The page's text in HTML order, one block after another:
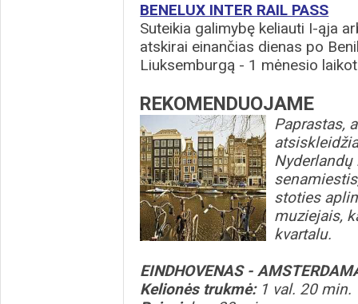
BENELUX INTER RAIL PASS
Suteikia galimybę keliauti I-ąja
atskirai einančias dienas po
Liuksemburgą - 1 mėnesio
REKOMENDUOJAME
Paprastas,
stoties
muziejais,
kvartalu.
EINDHOVENAS -
Kelionės trukmė:1 val. 20 min.